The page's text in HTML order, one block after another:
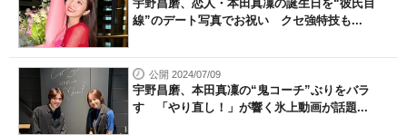
宇野昌磨、恋人・本田真凜の誕生日を“彼氏目
線”のデート写真でお祝い クセ強特技も...
公開 2024/07/09
宇野昌磨、本田真凜の“鬼コーチ”ぶりをバラ
す 「やり直し！」が響く氷上動画が話題...